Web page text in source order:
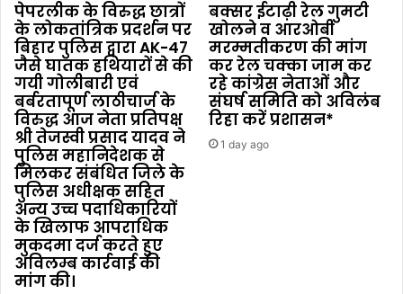
पेपरलीक के विरुद्ध छात्रों
के लोकतांत्रिक प्रदर्शन पर
बिहार पुलिस द्वारा AK-47
जैसे घातक हथियारों से की
गयी गोलीबारी एवं
बर्बरतापूर्ण लाठीचार्ज के
विरुद्ध आज नेता प्रतिपक्ष
श्री तेजस्वी प्रसाद यादव ने
पुलिस महानिदेशक से
मिलकर संबंधित जिले के
पुलिस अधीक्षक सहित
अन्य उच्च पदाधिकारियों
के खिलाफ आपराधिक
मुकदमा दर्ज करते हुए
अविलम्ब कार्रवाई की
मांग की।
बक्सर ईटाढ़ी रेल गुमटी
खोलने व आरओबी
मरम्मतीकरण की मांग
कर रेल चक्का जाम कर
रहे कांग्रेस नेताओं और
संघर्ष समिति को अविलंब
रिहा करें प्रशासन*
1 day ago